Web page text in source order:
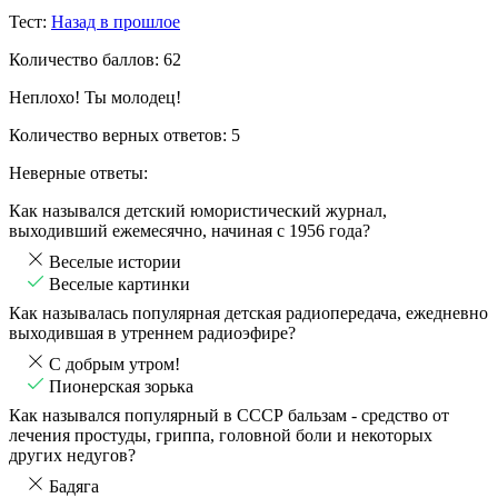
Тест: Назад в прошлое
Количество баллов: 62
Неплохо! Ты молодец!
Количество верных ответов: 5
Неверные ответы:
Как назывался детский юмористический журнал,
выходивший ежемесячно, начиная с 1956 года?
Веселые истории
Веселые картинки
Как называлась популярная детская радиопередача, ежедневно
выходившая в утреннем радиоэфире?
С добрым утром!
Пионерская зорька
Как назывался популярный в СССР бальзам - средство от
лечения простуды, гриппа, головной боли и некоторых
других недугов?
Бадяга